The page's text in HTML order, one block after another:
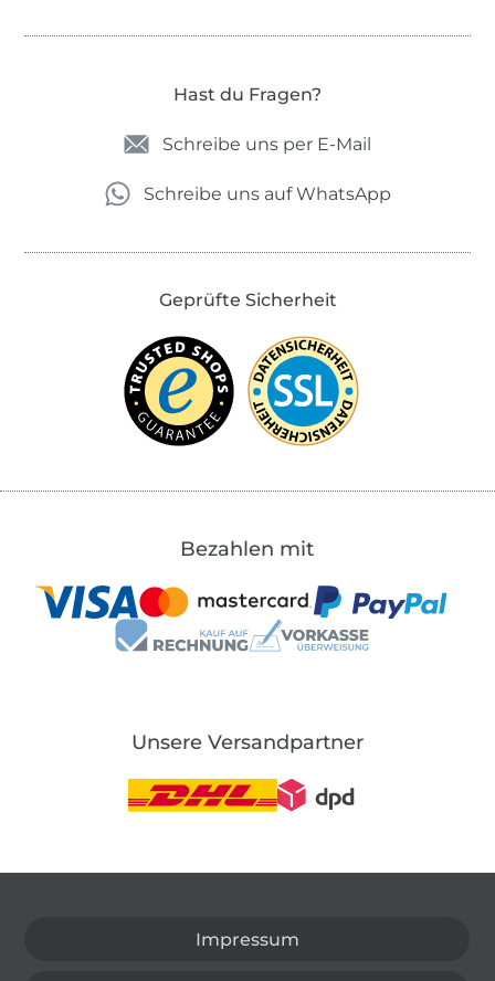
Hast du Fragen?
Schreibe uns per E-Mail
Schreibe uns auf WhatsApp
Geprüfte Sicherheit
Bezahlen mit
Unsere Versandpartner
Impressum